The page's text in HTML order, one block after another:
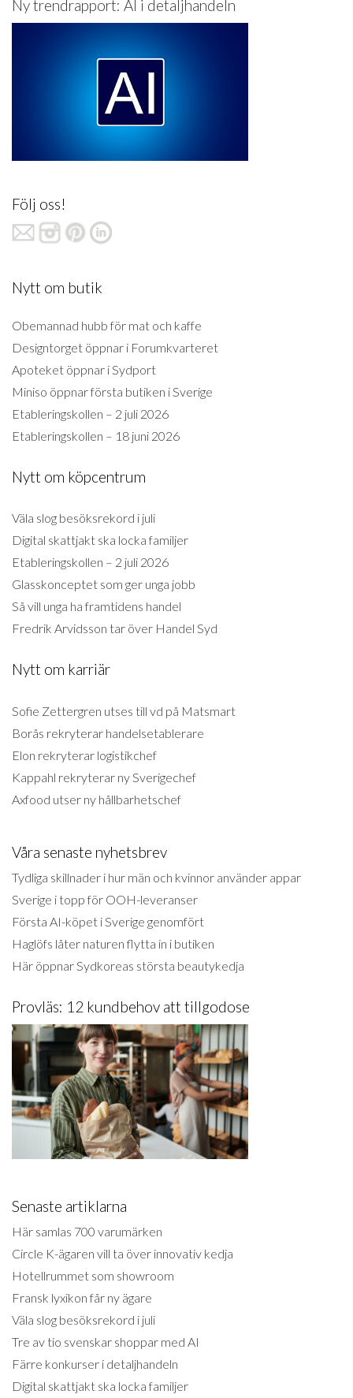
Ny trendrapport: AI i detaljhandeln
Följ oss!
Nytt om butik
Obemannad hubb för mat och kaffe
Designtorget öppnar i Forumkvarteret
Apoteket öppnar i Sydport
Miniso öppnar första butiken i Sverige
Etableringskollen – 2 juli 2026
Etableringskollen – 18 juni 2026
Nytt om köpcentrum
Väla slog besöksrekord i juli
Digital skattjakt ska locka familjer
Etableringskollen – 2 juli 2026
Glasskonceptet som ger unga jobb
Så vill unga ha framtidens handel
Fredrik Arvidsson tar över Handel Syd
Nytt om karriär
Sofie Zettergren utses till vd på Matsmart
Borås rekryterar handelsetablerare
Elon rekryterar logistikchef
Kappahl rekryterar ny Sverigechef
Axfood utser ny hållbarhetschef
Våra senaste nyhetsbrev
Tydliga skillnader i hur män och kvinnor använder appar
Sverige i topp för OOH-leveranser
Första AI-köpet i Sverige genomfört
Haglöfs låter naturen flytta in i butiken
Här öppnar Sydkoreas största beautykedja
Provläs: 12 kundbehov att tillgodose
Senaste artiklarna
Här samlas 700 varumärken
Circle K-ägaren vill ta över innovativ kedja
Hotellrummet som showroom
Fransk lyxikon får ny ägare
Väla slog besöksrekord i juli
Tre av tio svenskar shoppar med AI
Färre konkurser i detaljhandeln
Digital skattjakt ska locka familjer